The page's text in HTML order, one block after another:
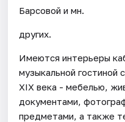
Барсовой и мн.
других.
Имеются интерьеры
музыкальной гостиной
XIX века - мебелью,
документами,
предметами, а также